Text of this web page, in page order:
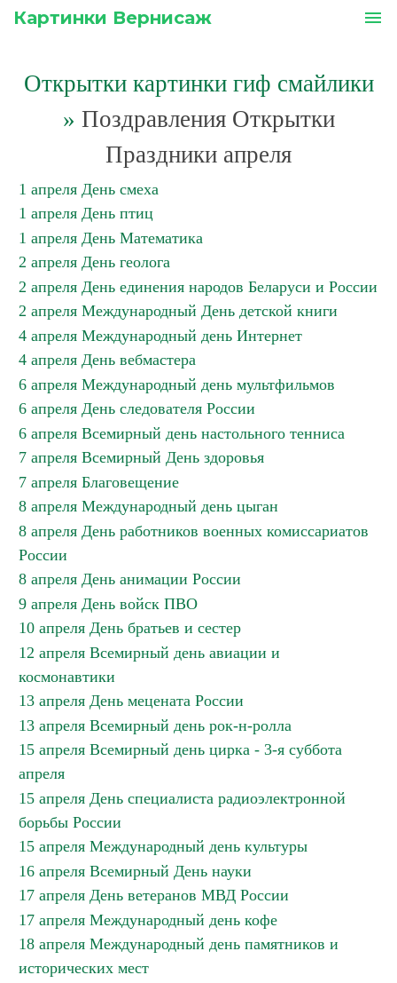
Картинки Вернисаж menu
Открытки картинки гиф смайлики
» Поздравления Открытки
Праздники апреля
1 апреля День смеха
1 апреля День птиц
1 апреля День Математика
2 апреля День геолога
2 апреля День единения народов Беларуси и России
2 апреля Международный День детской книги
4 апреля Международный день Интернет
4 апреля День вебмастера
6 апреля Международный день мультфильмов
6 апреля День следователя России
6 апреля Всемирный день настольного тенниса
7 апреля Всемирный День здоровья
7 апреля Благовещение
8 апреля Международный день цыган
8 апреля День работников военных комиссариатов
России
8 апреля День анимации России
9 апреля День войск ПВО
10 апреля День братьев и сестер
12 апреля Всемирный день авиации и
космонавтики
13 апреля День мецената России
13 апреля Всемирный день рок-н-ролла
15 апреля Всемирный день цирка - 3-я суббота
апреля
15 апреля День специалиста радиоэлектронной
борьбы России
15 апреля Международный день культуры
16 апреля Всемирный День науки
17 апреля День ветеранов МВД России
17 апреля Международный день кофе
18 апреля Международный день памятников и
исторических мест